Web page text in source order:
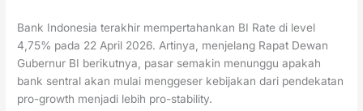
Bank Indonesia terakhir mempertahankan BI Rate di level
4,75% pada 22 April 2026. Artinya, menjelang Rapat Dewan
Gubernur BI berikutnya, pasar semakin menunggu apakah
bank sentral akan mulai menggeser kebijakan dari pendekatan
pro-growth menjadi lebih pro-stability.